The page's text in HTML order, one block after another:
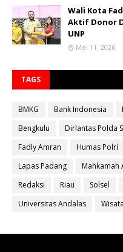
Wali Kota
Aktif Donor
UNP
Mei 11, 2026
TAGS
BMKG Bank Indonesia
Bengkulu
Dirlantas Polda
Fadly Amran
Humas Polri
Lapas Padang
Mahkamah
Redaksi
Riau Solsel
Universitas Andalas
Wisata